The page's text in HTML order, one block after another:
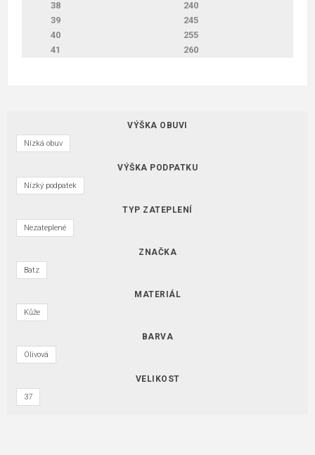
38
240
39
245
40
255
41
260
VÝŠKA OBUVI
Nízká obuv
VÝŠKA PODPATKU
Nízký podpatek
TYP ZATEPLENÍ
Nezateplené
ZNAČKA
Batz
MATERIÁL
Kůže
BARVA
Olivová
VELIKOST
37